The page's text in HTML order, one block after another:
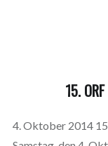
15.
4. Oktober 2014